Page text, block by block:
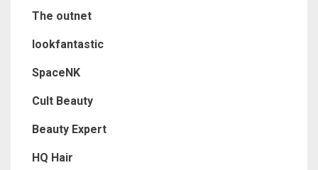
The outnet
lookfantastic
SpaceNK
Cult Beauty
Beauty Expert
HQ Hair